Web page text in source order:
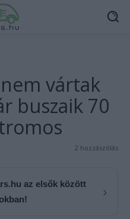
vártak
buszaik 70
2 hozzászólás
az elsők között
›